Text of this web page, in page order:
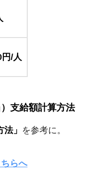
/人
支給額計算方法
」 を参考に。
ちらへ